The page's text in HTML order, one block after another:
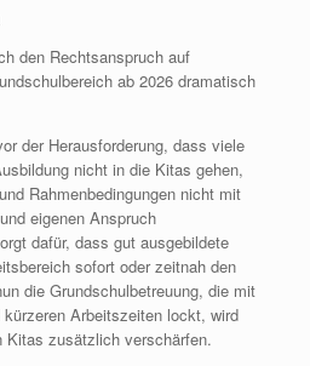
den Rechtsanspruch auf
ab 2026 dramatisch
der Herausforderung, dass viele
nicht in die Kitas gehen,
Rahmenbedingungen nicht mit
eigenen Anspruch
dafür, dass gut ausgebildete
sofort oder zeitnah den
die Grundschulbetreuung, die mit
Arbeitszeiten lockt, wird
zusätzlich verschärfen.